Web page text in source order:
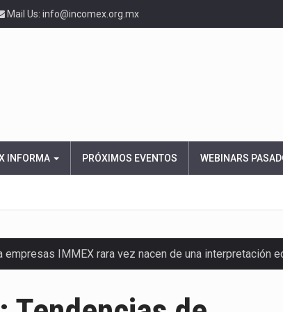
Mail Us: info@incomex.org.mx
INFORMA PRÓXIMOS EVENTOS WEBINARS
IMMEX rara vez nacen de una interpretación